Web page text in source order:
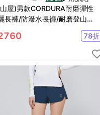
屋)男款CORDURA耐磨彈性
長褲/防潑水長褲/耐磨登山褲
78折